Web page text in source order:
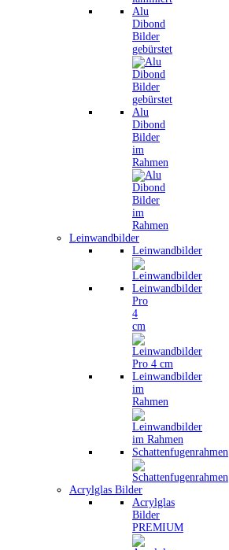
Alu
Dibond
Bilder
gebürstet
Alu
Dibond
Bilder
im
Rahmen
Leinwandbilder
Leinwandbilder
Leinwandbilder
Pro
4
cm
Leinwandbilder
im
Rahmen
Schattenfugenrahmen
Acrylglas Bilder
Acrylglas
Bilder
PREMIUM